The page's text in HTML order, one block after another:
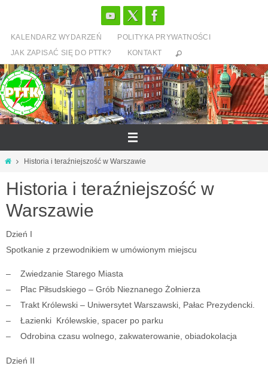
treściKALENDARZ WYDARZEŃ
POLITYKA PRYWATNOŚCI
JAK ZAPISAĆ SIĘ DO PTTK?
KONTAKT
StronaHistoria i teraźniejszość w Warszawie
Historia i teraźniejszość w
Warszawie
Dzień I
Spotkanie z przewodnikiem w umówionym miejscu
– Zwiedzanie Starego Miasta
– Plac Piłsudskiego – Grób Nieznanego Żołnierza
– Trakt Królewski – Uniwersytet Warszawski, Pałac Prezydencki.
– Łazienki Królewskie, spacer po parku
– Odrobina czasu wolnego, zakwaterowanie, obiadokolacja
Dzień II